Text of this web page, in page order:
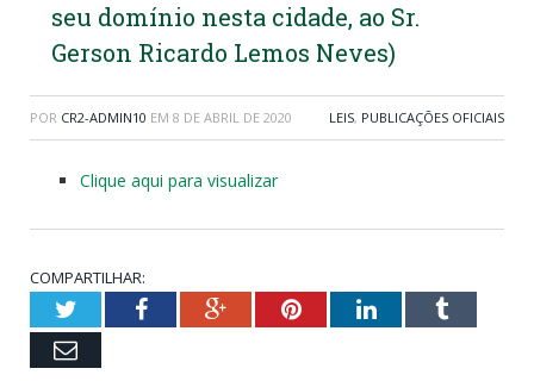
seu domínio nesta cidade, ao Sr.
Gerson Ricardo Lemos Neves)
POR CR2-ADMIN10 EM 8 DE ABRIL DE 2020 LEIS, PUBLICAÇÕES OFICIAIS
Clique aqui para visualizar
COMPARTILHAR:
TwitterFacebookGoogle+PinterestLinkedInTumblr
Email